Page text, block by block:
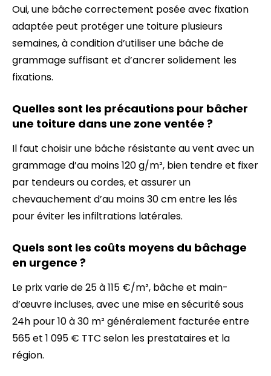
Oui, une bâche correctement posée avec fixation
adaptée peut protéger une toiture plusieurs
semaines, à condition d’utiliser une bâche de
grammage suffisant et d’ancrer solidement les
fixations.
Quelles sont les précautions pour bâcher
une toiture dans une zone ventée ?
Il faut choisir une bâche résistante au vent avec un
grammage d’au moins 120 g/m², bien tendre et fixer
par tendeurs ou cordes, et assurer un
chevauchement d’au moins 30 cm entre les lés
pour éviter les infiltrations latérales.
Quels sont les coûts moyens du bâchage
en urgence ?
Le prix varie de 25 à 115 €/m², bâche et main-
d’œuvre incluses, avec une mise en sécurité sous
24h pour 10 à 30 m² généralement facturée entre
565 et 1 095 € TTC selon les prestataires et la
région.